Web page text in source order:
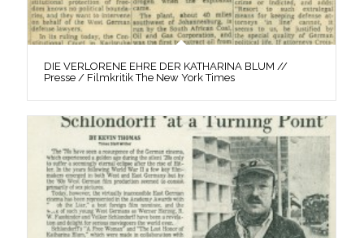
DIE VERLORENE EHRE DER KATHARINA BLUM //
Presse / Filmkritik The New York Times